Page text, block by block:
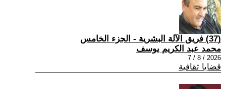
(37) فريق الآلة البشرية - الجزء الخامس
محمد عبد الكريم يوسف
2026 / 8 / 7
قضايا ثقافية